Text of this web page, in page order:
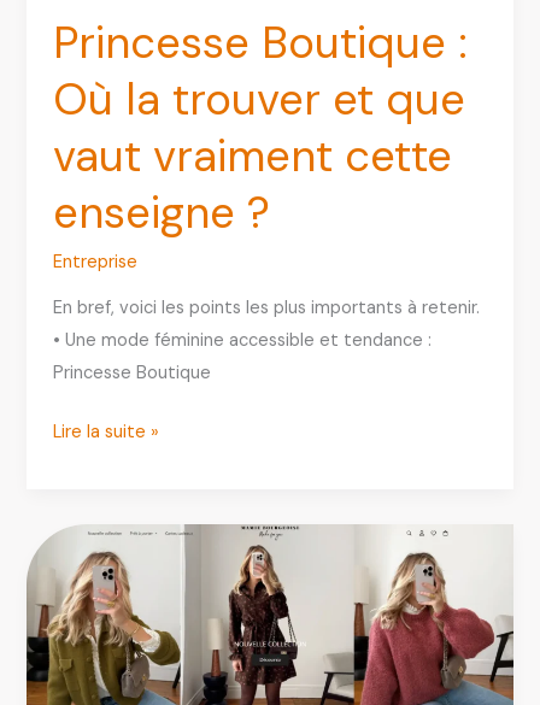
Princesse Boutique :
Où la trouver et que
vaut vraiment cette
enseigne ?
Entreprise
En bref, voici les points les plus importants à retenir.
• Une mode féminine accessible et tendance :
Princesse Boutique
Princesse
Où
trouver
et
que
vaut
Lire la suite »